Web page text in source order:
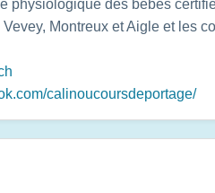
physiologique des bébés
Montreux et Aigle et les
calinoucoursdeportage/